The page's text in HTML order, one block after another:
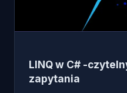
LINQ w C# -
zapytania